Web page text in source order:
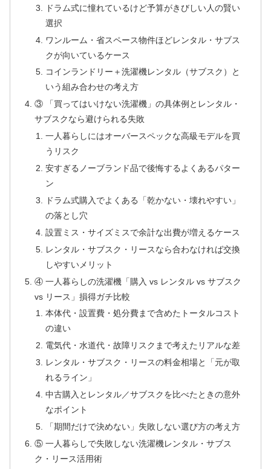
ドラム式に憧れているけど予算がきびしい人の賢い
選択
ワンルーム・省スペース物件ほどレンタル・サブス
クが向いているケース
コインランドリー＋洗濯機レンタル（サブスク）と
いう組み合わせの考え方
③ 「買ってはいけない洗濯機」の具体例とレンタル・
サブスクなら避けられる失敗
一人暮らしにはオーバースペックな高級モデルを買
うリスク
安すぎるノーブランド品で後悔するよくあるパター
ン
ドラム式購入でよくある「乾かない・壊れやすい」
の落とし穴
設置ミス・サイズミスで余計な出費が増えるケース
レンタル・サブスク・リースなら合わなければ交換
しやすいメリット
④ 一人暮らしの洗濯機「購入 vs レンタル vs サブスク
vs リース」損得ガチ比較
本体代・設置費・処分費まで含めたトータルコスト
の違い
電気代・水道代・故障リスクまで考えたリアルな差
レンタル・サブスク・リースの料金相場と「元が取
れるライン」
中古購入とレンタル／サブスクを比べたときの意外
なポイント
「期間だけで決めない」失敗しない選び方の考え方
⑤ 一人暮らしで失敗しない洗濯機レンタル・サブス
ク・リース活用術